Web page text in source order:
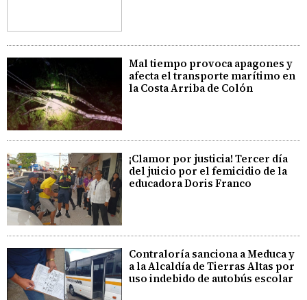
Mal tiempo provoca apagones y
afecta el transporte marítimo en
la Costa Arriba de Colón
¡Clamor por justicia! Tercer día
del juicio por el femicidio de la
educadora Doris Franco
Contraloría sanciona a Meduca y
a la Alcaldía de Tierras Altas por
uso indebido de autobús escolar